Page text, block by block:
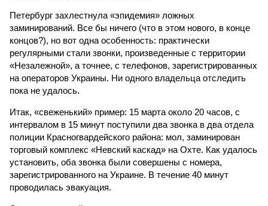
Петербург захлестнула «эпидемия» ложных
заминирований. Все бы ничего (что в этом нового, в конце
концов?), но вот одна особенность: практически
регулярными стали звонки, произведенные с территории
«Незалежной», а точнее, с телефонов, зарегистрированных
на операторов Украины. Ни одного владельца отследить
пока не удалось.
Итак, «свеженький» пример: 15 марта около 20 часов, с
интервалом в 15 минут поступили два звонка в два отдела
полиции Красногвардейского района: мол, заминирован
торговый комплекс «Невский каскад» на Охте. Как удалось
установить, оба звонка были совершены с номера,
зарегистрированного на Украине. В течение 40 минут
проводилась эвакуация.